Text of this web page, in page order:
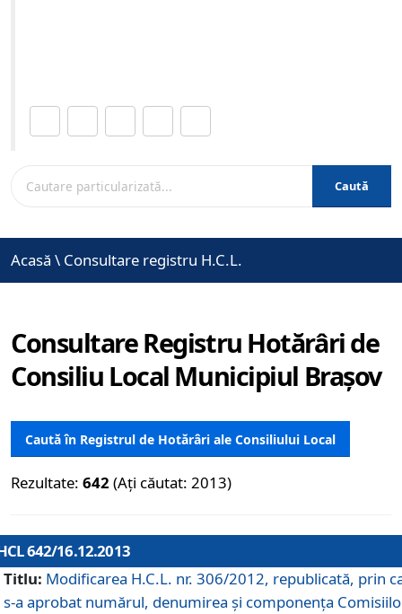
Caută
Acasă \ Consultare registru H.C.L.
Consultare Registru Hotărâri de
Consiliu Local Municipiul Brașov
Caută în Registrul de Hotărâri ale Consiliului Local
Rezultate: 642 (Ați căutat: 2013)
642/16.12.2013
Titlu: Modificarea H.C.L. nr. 306/2012, republicată, prin
s-a aprobat numărul, denumirea şi componenţa